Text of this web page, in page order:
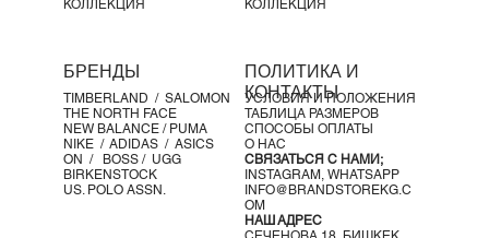
Детали продукта
КОЛЛЕКЦИЯ
КОЛЛЕКЦИЯ
БРЕНДЫ
TIMBERLAND / SALOMON
THE NORTH FACE
NEW BALANCE / PUMA
NIKE / ADIDAS / ASICS
ON / BOSS / UGG
BIRKENSTOCK
US. POLO ASSN.
ПОЛИТИКА И
КОНТАКТЫ
УСЛОВИЯ И ПОЛОЖЕНИЯ
ТАБЛИЦА РАЗМЕРОВ
СПОСОБЫ ОПЛАТЫ
О НАС
СВЯЗАТЬСЯ С НАМИ;
INSTAGRAM, WHATSAPP
INFO@BRANDSTOREKG.C
OM
НАШ АДРЕС